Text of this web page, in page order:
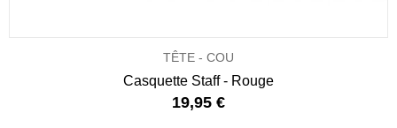
TÊTE - COU
Casquette Staff - Rouge
19,95 €